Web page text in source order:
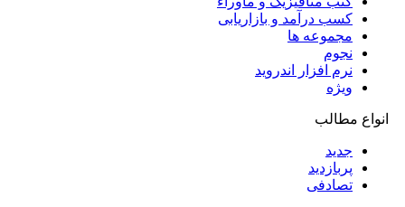
کسب درآمد و بازاریابی
مجموعه ها
نجوم
نرم افزار اندروید
ویژه
انواع مطالب
جدید
پربازدید
تصادفی